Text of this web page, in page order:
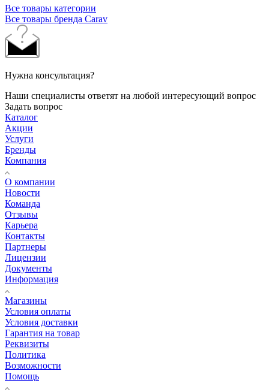
Все товары категории
Все товары бренда Carav
Нужна консультация?
Наши специалисты ответят на любой интересующий вопрос
Задать вопрос
Каталог
Акции
Услуги
Бренды
Компания
О компании
Новости
Команда
Отзывы
Карьера
Контакты
Партнеры
Лицензии
Документы
Информация
Магазины
Условия оплаты
Условия доставки
Гарантия на товар
Реквизиты
Политика
Возможности
Помощь